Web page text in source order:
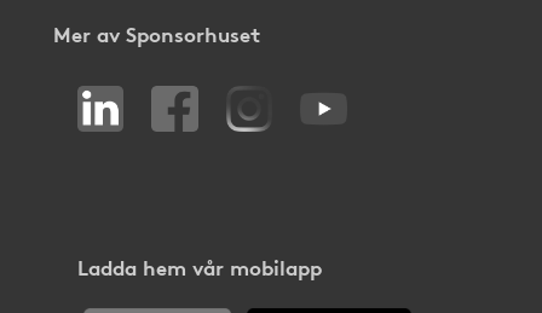
Mer av Sponsorhuset
Ladda hem vår mobilapp